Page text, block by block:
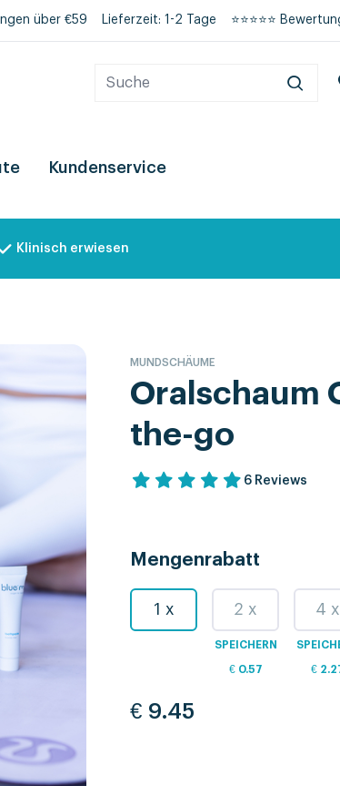
über €59 Lieferzeit: 1-2 Tage ⭐⭐⭐⭐⭐
Kundenservice
Klinisch erwiesen
MUNDSCHÄUME
Oralschaum
the-go
6 Reviews
Mengenrabatt
1 x 2 x
SPEICHERN
€0.57
4 x
€
€ 9.45